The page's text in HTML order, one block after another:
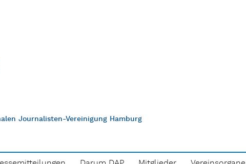
Journalisten-Vereinigung Hamburg